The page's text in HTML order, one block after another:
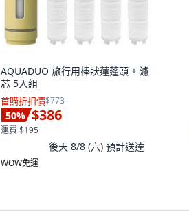
AQUADUO 旅行用棒狀蓮蓬頭 + 濾
芯 5入組
首購折扣價$773
50% $386
運費 $195
後天 8/8 (六) 預計送達
WOW免運